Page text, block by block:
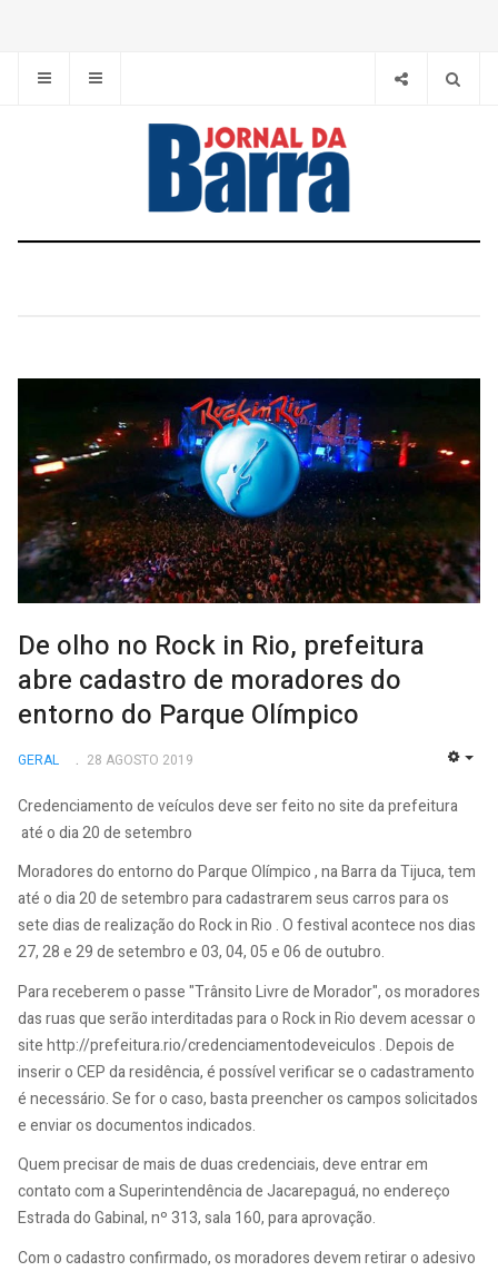
De olho no Rock in Rio, prefeitura
abre cadastro de moradores do
entorno do Parque Olímpico
GERAL 28 AGOSTO 2019
Credenciamento de veículos deve ser feito no site da prefeitura
até o dia 20 de setembro
Moradores do entorno do Parque Olímpico , na Barra da Tijuca, tem
até o dia 20 de setembro para cadastrarem seus carros para os
sete dias de realização do Rock in Rio . O festival acontece nos dias
27, 28 e 29 de setembro e 03, 04, 05 e 06 de outubro.
Para receberem o passe "Trânsito Livre de Morador", os moradores
das ruas que serão interditadas para o Rock in Rio devem acessar o
site http://prefeitura.rio/credenciamentodeveiculos . Depois de
inserir o CEP da residência, é possível verificar se o cadastramento
é necessário. Se for o caso, basta preencher os campos solicitados
e enviar os documentos indicados.
Quem precisar de mais de duas credenciais, deve entrar em
contato com a Superintendência de Jacarepaguá, no endereço
Estrada do Gabinal, nº 313, sala 160, para aprovação.
Com o cadastro confirmado, os moradores devem retirar o adesivo